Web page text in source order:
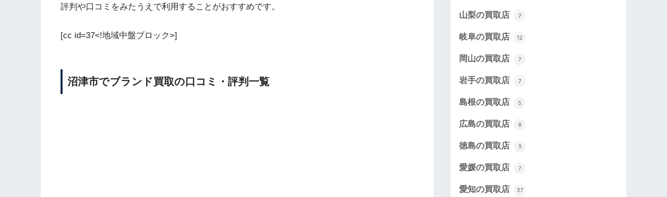
評判や口コミをみたうえで利用することがおすすめです。
[cc id=37<!地域中盤ブロック>]
沼津市でブランド買取の口コミ・評判一覧
山梨の買取店 7
岐阜の買取店 12
岡山の買取店 7
岩手の買取店 7
島根の買取店 5
広島の買取店 8
徳島の買取店 3
愛媛の買取店 7
愛知の買取店 37